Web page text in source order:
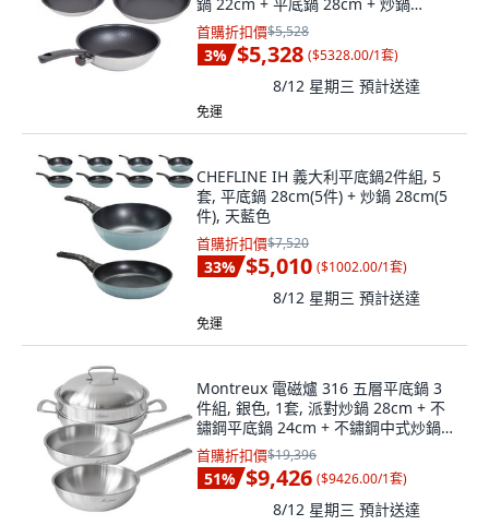
28cm, 銀色
首購折扣價$5,528
3% $5,328 ($5328.00/1套)
8/12 星期三 預計送達
免運
CHEFLINE IH 義大利平底鍋2件組, 5
套, 平底鍋 28cm(5件) + 炒鍋 28cm(5
件), 天藍色
首購折扣價$7,520
33% $5,010 ($1002.00/1套)
8/12 星期三 預計送達
免運
Montreux 電磁爐 316 五層平底鍋 3
件組, 銀色, 1套, 派對炒鍋 28cm + 不
鏽鋼平底鍋 24cm + 不鏽鋼中式炒鍋
24cm
首購折扣價$19,396
51% $9,426 ($9426.00/1套)
8/12 星期三 預計送達